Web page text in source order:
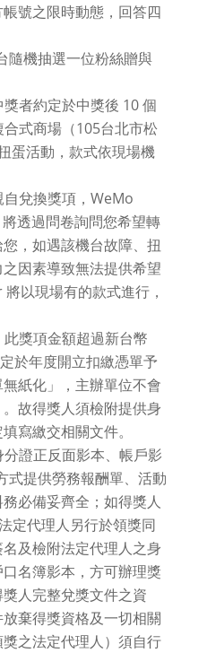
號之限時動態，回答四
隨機抽選一位粉絲贈與
者約定於中獎後 10 個
式商場（105台北市松
蛋活動，款式依現場機
兌換獎項，WeMo
透過問卷詢問您希望轉
，如遇該機台故障、扭
因素導致無法提供希望
以現場有的款式進行，
獎項金額超過新台幣
於年度開立扣繳憑單予
紙化」，主辦單位不會
故得獎人須檢附提供身
寫繳交相關文件。
證正反面影本、帳戶影
式提供勞務報酬單、活動
必備妥齊全；如得獎人
定代理人另行於領獎同
及檢附法定代理人之身
名簿影本，方可辦理獎
人完整兌獎文件之資
棄得獎資格及一切相關
之法定代理人）須自行